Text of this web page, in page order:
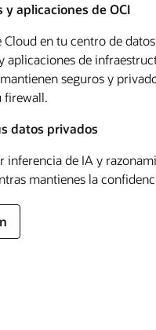
y aplicaciones de OCI
en tu centro de
aplicaciones de
seguros y
firewall.
datos privados
inferencia de IA y
mantienes la